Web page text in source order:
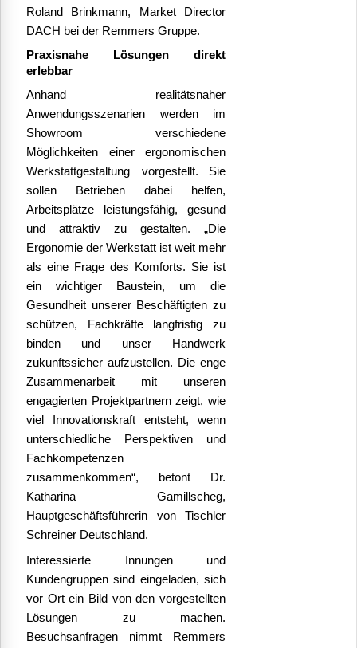
Roland Brinkmann, Market Director
DACH bei der Remmers Gruppe.
Praxisnahe Lösungen direkt
erlebbar
Anhand realitätsnaher
Anwendungsszenarien werden im
Showroom verschiedene
Möglichkeiten einer ergonomischen
Werkstattgestaltung vorgestellt.
Sie
sollen Betrieben dabei helfen,
Arbeitsplätze leistungsfähig, gesund
und attraktiv zu gestalten. „Die
Ergonomie der Werkstatt ist weit mehr
als eine Frage des Komforts. Sie ist
ein wichtiger Baustein, um die
Gesundheit unserer Beschäftigten zu
schützen, Fachkräfte langfristig zu
binden und unser Handwerk
zukunftssicher aufzustellen. Die enge
Zusammenarbeit mit unseren
engagierten Projektpartnern zeigt, wie
viel Innovationskraft entsteht, wenn
unterschiedliche Perspektiven und
Fachkompetenzen
zusammenkommen“, betont Dr.
Katharina Gamillscheg,
Hauptgeschäftsführerin von Tischler
Schreiner Deutschland.
Interessierte Innungen und
Kundengruppen sind eingeladen, sich
vor Ort ein Bild von den vorgestellten
Lösungen zu machen.
Besuchsanfragen nimmt Remmers